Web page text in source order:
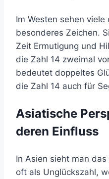
Im Westen sehen
besonderes Zeichen.
Zeit Ermutigung und
die Zahl 14 zweimal
bedeutet doppeltes
die Zahl 14 auch für
Asiatische
deren Einfluss
In Asien sieht man
oft als Unglückszahl,